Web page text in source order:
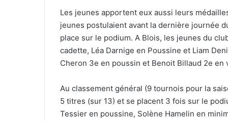
Les jeunes apportent eux aussi leurs
jeunes postulaient avant la dernière journée
place sur le podium. A Blois, les jeunes du
cadette, Léa Darnige en Poussine et Liam
Cheron 3e en poussin et Benoit Billaud 2e
Au classement général (9 tournois pour la
5 titres (sur 13) et se placent 3 fois sur le
Tessier en poussine, Solène Hamelin en